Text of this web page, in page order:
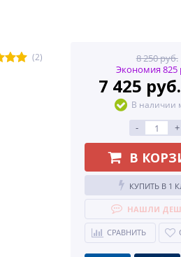
(2)
8 250 руб.
Экономия 825
7 425
В наличии
- +
В
КУПИТЬ В 1
НАШЛИ
СРАВНИТЬ